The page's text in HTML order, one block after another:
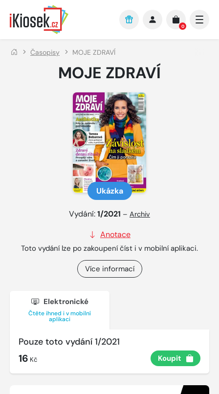
Přejít na hlavní obsah
0
Časopisy MOJE ZDRAVÍ
MOJE ZDRAVÍ
Ukázka
Vydání:1/2021 – Archiv
Anotace
Toto vydání lze po zakoupení číst i v mobilní aplikaci.
Více informací
Elektronické
Čtěte ihned i v mobilní
aplikaci
Pouze toto vydání 1/2021
16 Kč Koupit